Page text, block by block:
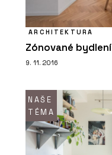
ARCHITEKTURA
Zónované bydlení
9. 11. 2016
NAŠE
TÉMA